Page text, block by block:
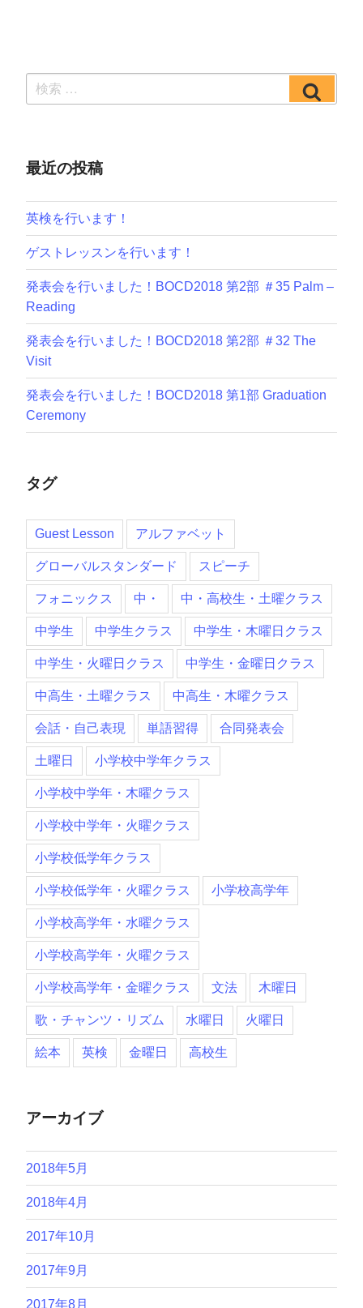
索:
最近の投稿
英検を行います！
ゲストレッスンを行います！
発表会を行いました！BOCD2018 第2部 ＃35 Palm –
Reading
発表会を行いました！BOCD2018 第2部 ＃32 The
Visit
発表会を行いました！BOCD2018 第1部 Graduation
Ceremony
タグ
Guest Lesson アルファベット
グローバルスタンダード スピーチ
フォニックス 中・ 中・高校生・土曜クラス
中学生 中学生クラス 中学生・木曜日クラス
中学生・火曜日クラス 中学生・金曜日クラス
中高生・土曜クラス 中高生・木曜クラス
会話・自己表現 単語習得 合同発表会
土曜日 小学校中学年クラス
小学校中学年・木曜クラス
小学校中学年・火曜クラス
小学校低学年クラス
小学校低学年・火曜クラス 小学校高学年
小学校高学年・水曜クラス
小学校高学年・火曜クラス
小学校高学年・金曜クラス 文法 木曜日
歌・チャンツ・リズム 水曜日 火曜日
絵本 英検 金曜日 高校生
アーカイブ
2018年5月
2018年4月
2017年10月
2017年9月
2017年8月